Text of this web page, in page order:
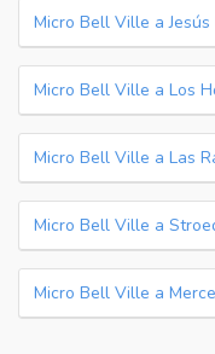
Micro Bell Ville a Jesús
Micro Bell Ville a Los
Micro Bell Ville a Las
Micro Bell Ville a
Micro Bell Ville a